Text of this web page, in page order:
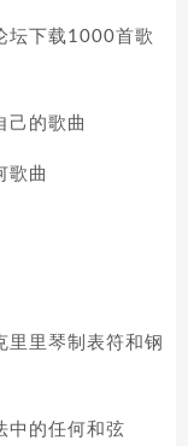
坛下载1000首歌
己的歌曲
歌曲
里里琴制表符和钢
中的任何和弦